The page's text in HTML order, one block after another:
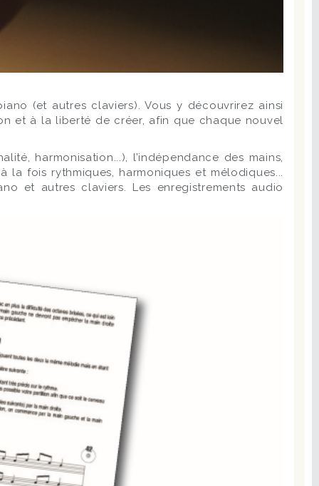
(et autres claviers). Vous y découvrirez ainsi
et à la liberté de créer, afin que chaque nouvel
harmonisation...), l’indépendance des mains,
la fois rythmiques, harmoniques et mélodiques...
et autres claviers. Les enregistrements audio